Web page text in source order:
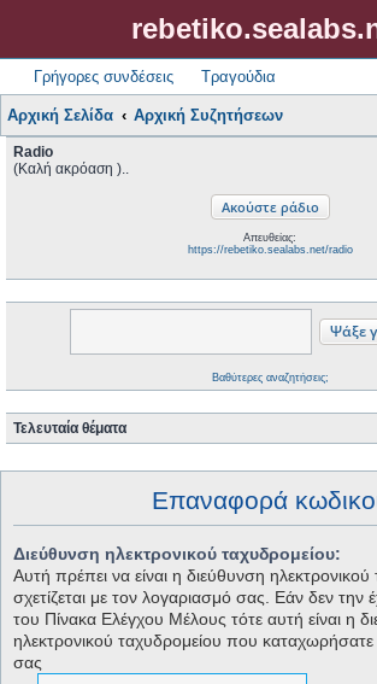
Γρήγορες συνδέσεις Τραγούδια
Αρχική Σελίδα Αρχική Συζητήσεων
Radio
(Καλή ακρόαση )..
Απευθείας:
https://rebetiko.sealabs.net/radio
Βαθύτερες αναζητήσεις;
Τελευταία θέματα
Επαναφορά
Διεύθυνση ηλεκτρονικού ταχυδρομείου:
Αυτή πρέπει να είναι η διεύθυνση
σχετίζεται με τον λογαριασμό σας. Εάν δεν την
του Πίνακα Ελέγχου Μέλους τότε αυτή είναι η
ηλεκτρονικού ταχυδρομείου που
σας